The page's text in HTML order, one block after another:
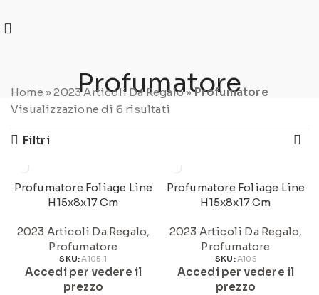
Profumatore
Home »2023 Articoli Da Regalo»Profumatore
Visualizzazione di 6 risultati
Filtri
Profumatore Foliage Line
H15x8x17 Cm
2023 Articoli Da Regalo,
Profumatore
SKU:A105-1
Accedi per vedere il
prezzo
Profumatore Foliage Line
H15x8x17 Cm
2023 Articoli Da Regalo,
Profumatore
SKU:A105
Accedi per vedere il
prezzo